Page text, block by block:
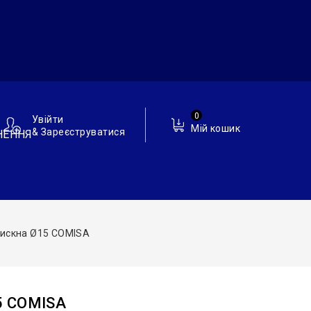
Мій кошик
0
Увійти
& Зареєструватися
Ø15 COMISA